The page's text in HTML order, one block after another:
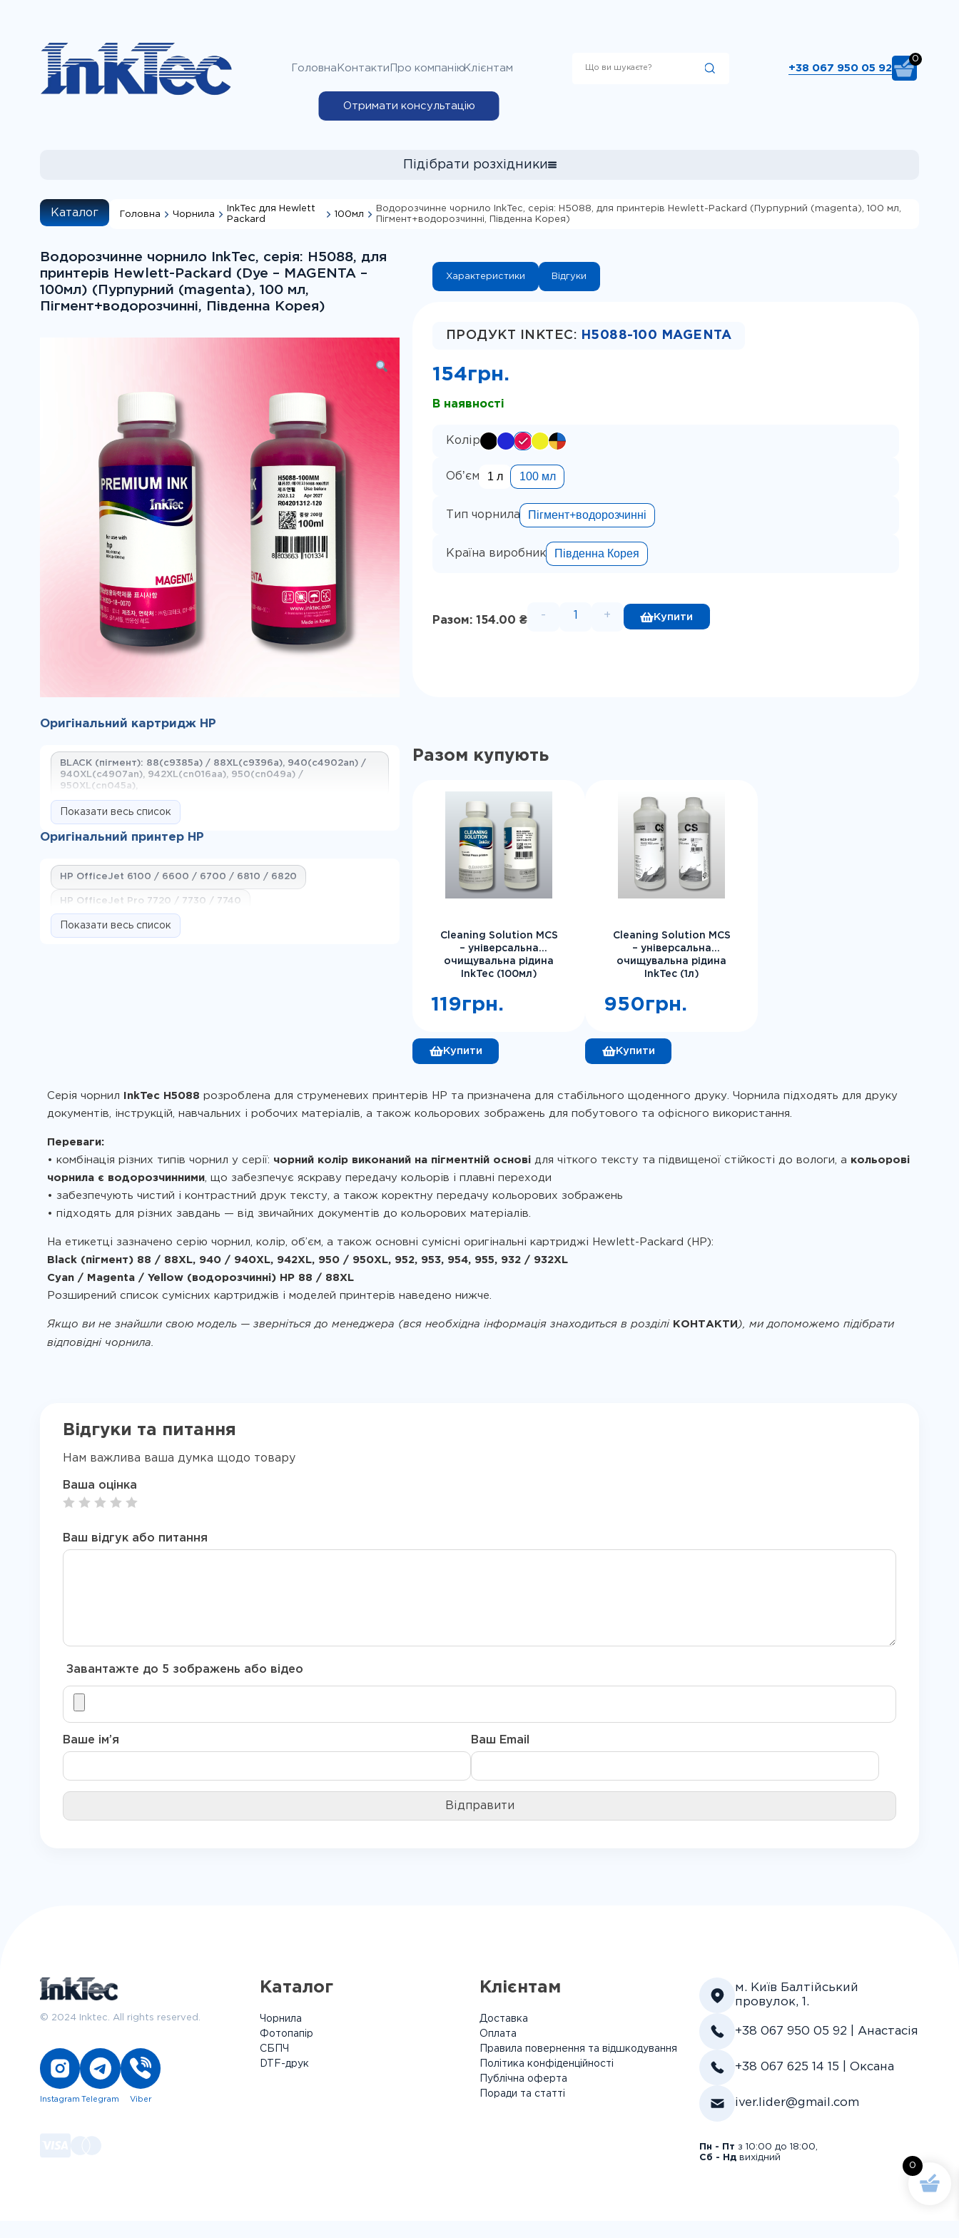
Головна Контакти Про компанію
Отримати консультацію
Клієнтам +38 067 950 05 92
0
Підібрати розхідники
пошуку "за моделлю принтера", потім у пошуковому рядку почніть вводити цифри 660. Виберіть
потрібний принтер із запропонованих варіантів та натисніть кнопку "Підібрати"..
Каталог Головна Чорнила
InkTec для Hewlett
Packard
100мл
Водорозчинне чорнило InkTec, серія: H5088, для принтерів Hewlett-Packard (Пурпурний (magenta), 100 мл,
Пігмент+водорозчинні, Південна Корея)
Водорозчинне чорнило InkTec, серія: H5088, для
принтерів Hewlett-Packard (Dye – MAGENTA –
100мл) (Пурпурний (magenta), 100 мл,
Пігмент+водорозчинні, Південна Корея)
Характеристики Відгуки
ПРОДУКТ INKTEC: H5088-100 MAGENTA
154грн.
В наявності
Колір
Обʼєм 1 л 100 мл
Тип чорнила Пігмент+водорозчинні
Країна виробник Південна Корея
Разом: 154.00 ₴ Водорозчинне чорнило InkTec, серія: H5088, для принтерів
- + Купити
Оригінальний картридж HP
BLACK (пігмент): 88(c9385a) / 88XL(c9396a), 940(c4902an) /
940XL(c4907an), 942XL(cn016aa), 950(cn049a) /
950XL(cn045a),
Black (пігмент): 952(F6U15AN), 953(L0S58AE), 954(L0S59AL),
955(L0S60AL), 932(cn057a) / 932XL(cn053a)
MAGENTA (водорозчинний): 88(c9387a) / 88XL(c9392a)
Показати весь список
Оригінальний принтер HP
HP OfficeJet 6100 / 6600 / 6700 / 6810 / 6820
HP OfficeJet Pro 7720 / 7730 / 7740
HP OfficeJet Pro 8000 / 8000 Enterprise
Показати весь список
Разом купують
Cleaning Solution MCS
– універсальна
очищувальна рідина
InkTec (100мл)
119грн.
Купити
Cleaning Solution MCS
– універсальна
очищувальна рідина
InkTec (1л)
950грн.
Купити
Серія чорнил InkTec H5088 розроблена для струменевих принтерів HP та призначена для стабільного щоденного друку. Чорнила підходять для друку
документів, інструкцій, навчальних і робочих матеріалів, а також кольорових зображень для побутового та офісного використання.
Переваги:
• комбінація різних типів чорнил у серії: чорний колір виконаний на пігментній основідля чіткого тексту та підвищеної стійкості до вологи, а кольорові
чорнила є водорозчинними, що забезпечує яскраву передачу кольорів і плавні переходи
• забезпечують чистий і контрастний друк тексту, а також коректну передачу кольорових зображень
• підходять для різних завдань — від звичайних документів до кольорових матеріалів.
На етикетці зазначено серію чорнил, колір, об’єм, а також основні сумісні оригінальні картриджі Hewlett-Packard (HP):
Black (пігмент) 88 / 88XL, 940 / 940XL, 942XL, 950 / 950XL, 952, 953, 954, 955, 932 / 932XL
Cyan / Magenta / Yellow (водорозчинні) HP 88 / 88XL
Розширений список сумісних картриджів і моделей принтерів наведено нижче.
Якщо ви не знайшли свою модель — зверніться до менеджера (вся необхідна інформація знаходиться в розділі КОНТАКТИ ), ми допоможемо підібрати
відповідні чорнила.
Відгуки та питання
Нам важлива ваша думка щодо товару
Ваша оцінка
Ваш відгук або питання
Завантажте до 5 зображень або відео
Ваше ім’я Ваш Email
© 2024 Inktec. All rights reserved.
Instagram Telegram Viber
Каталог
Чорнила
Фотопапір
СБПЧ
DTF-друк
Клієнтам
Доставка
Оплата
Правила повернення та відшкодування
Політика конфіденційності
Публічна оферта
Поради та статті
м. Київ Балтійський
провулок, 1.
+38 067 950 05 92 | Анастасія
+38 067 625 14 15 | Оксана
iver.lider@gmail.com
Пн - Пт з 10:00 до 18:00,
Сб - Нд вихідний
0